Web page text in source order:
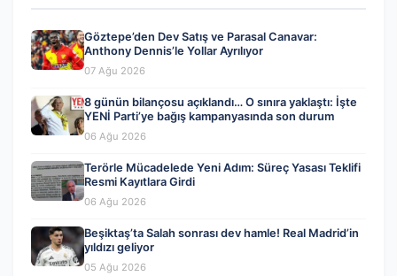
Göztepe’den Dev Satış ve Parasal Canavar:
Anthony Dennis’le Yollar Ayrılıyor
07 Ağu 2026
8 günün bilançosu açıklandı… O sınıra yaklaştı: İşte
YENİ Parti’ye bağış kampanyasında son durum
06 Ağu 2026
Terörle Mücadelede Yeni Adım: Süreç Yasası Teklifi
Resmi Kayıtlara Girdi
06 Ağu 2026
Beşiktaş’ta Salah sonrası dev hamle! Real Madrid’in
yıldızı geliyor
05 Ağu 2026